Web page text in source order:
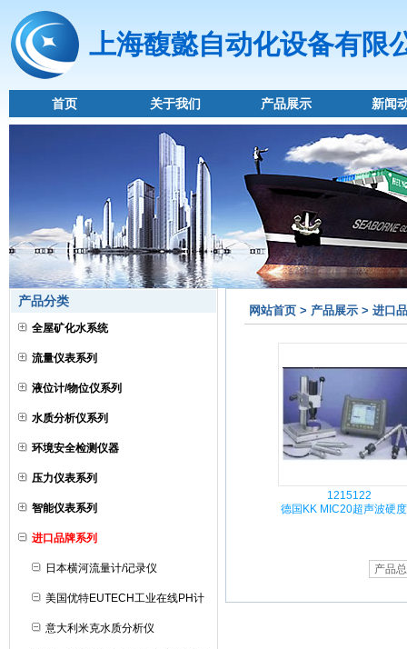
上海馥懿自动化设备有限
首页 关于我们 产品展示 新闻
产品分类
全屋矿化水系统
流量仪表系列
液位计/物位仪系列
水质分析仪系列
环境安全检测仪器
压力仪表系列
智能仪表系列
进口品牌系列
日本横河流量计/记录仪
美国优特EUTECH工业在线PH计
意大利米克水质分析仪
网站首页 > 产品展示 > 进口
1215122
德国KK MIC20超声波硬
产品